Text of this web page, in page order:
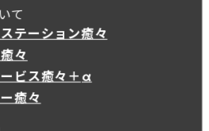
て
テーション癒々
々
ビス癒々＋α
ビス癒々＋
癒々